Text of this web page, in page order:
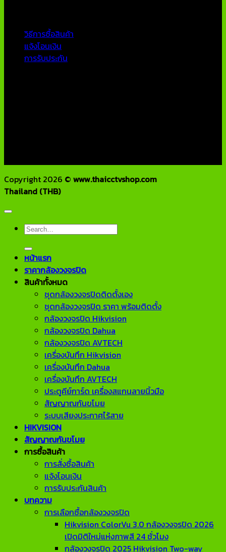
วิธีการซื้อสินค้า
แจ้งโอนเงิน
การรับประกัน
Copyright 2026 © www.thaicctvshop.com
Thailand (THB)
Search
หน้าแรก
ราคากล้องวงจรปิด
สินค้าทั้งหมด
ชุดกล้องวงจรปิดติดตั้งเอง
ชุดกล้องวงจรปิด ราคา พร้อมติดตั้ง
กล้องวงจรปิด Hikvision
กล้องวงจรปิด Dahua
กล้องวงจรปิด AVTECH
เครื่องบันทึก Hikvision
เครื่องบันทึก Dahua
เครื่องบันทึก AVTECH
ประตูคีย์การ์ด เครื่องสแกนลายนิ้วมือ
สัญญาณกันขโมย
ระบบเสียงประกาศไร้สาย
HIKVISION
สัญญาณกันขโมย
การซื้อสินค้า
การสั่งซื้อสินค้า
แจ้งโอนเงิน
การรับประกันสินค้า
บทความ
การเลือกซื้อกล้องวงจรปิด
Hikvision ColorVu 3.0 กล้องวงจรปิด 2026
เปิดมิติใหม่แห่งภาพสี 24 ชั่วโมง
กล้องวงจรปิด 2025 Hikvision Two-way